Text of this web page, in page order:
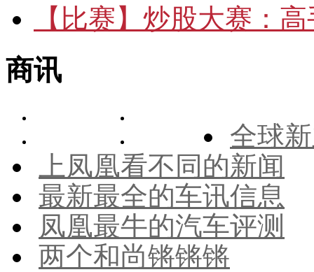
【比赛】 炒股大赛：高
商讯
全球
上凤凰看不同的新闻
最新最全的车讯信息
凤凰最牛的汽车评测
两个和尚锵锵锵